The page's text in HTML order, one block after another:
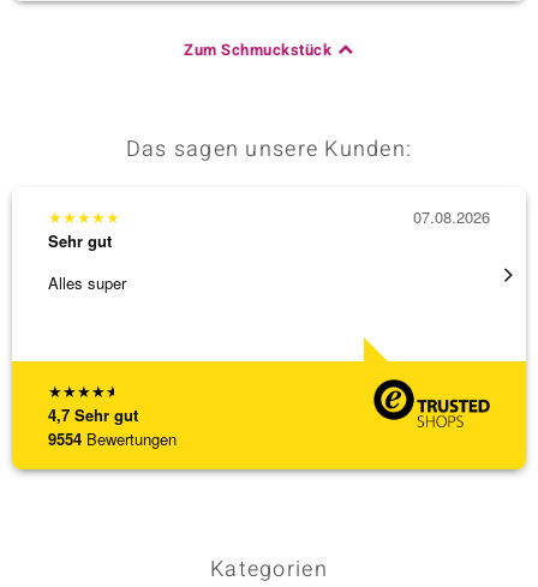
Zum Schmuckstück
Das sagen unsere Kunden:
★★★★★
4,7 Sehr gut
9554 Bewertungen
★★★★★
Sehr gut
Alles super
07.08.2026
Kategorien